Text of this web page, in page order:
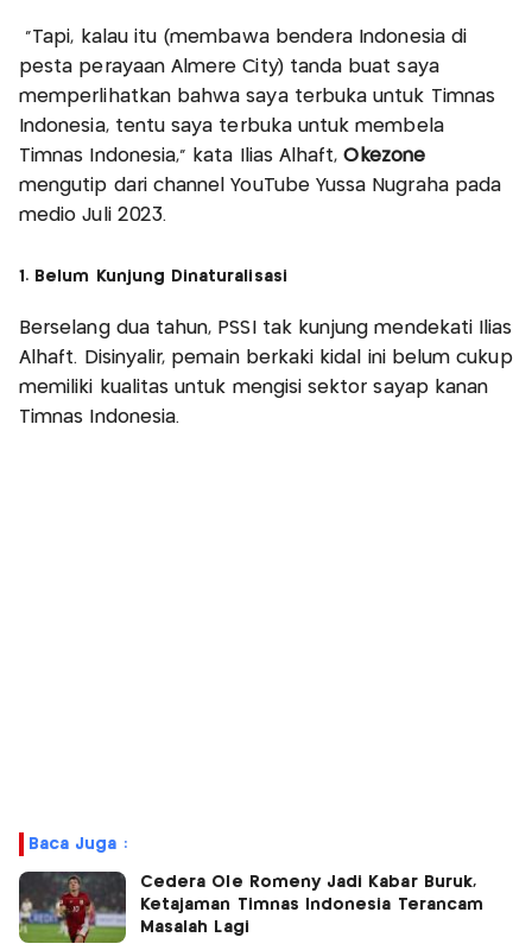
“Tapi, kalau itu (membawa bendera Indonesia di
pesta perayaan Almere City) tanda buat saya
memperlihatkan bahwa saya terbuka untuk Timnas
Indonesia, tentu saya terbuka untuk membela
Timnas Indonesia,” kata Ilias Alhaft,Okezone
mengutip dari channel YouTube Yussa Nugraha pada
medio Juli 2023.
1. Belum Kunjung Dinaturalisasi
Berselang dua tahun, PSSI tak kunjung mendekati Ilias
Alhaft. Disinyalir, pemain berkaki kidal ini belum cukup
memiliki kualitas untuk mengisi sektor sayap kanan
Timnas Indonesia.
Baca Juga :
Cedera Ole Romeny Jadi Kabar Buruk,
Ketajaman Timnas Indonesia Terancam
Masalah Lagi